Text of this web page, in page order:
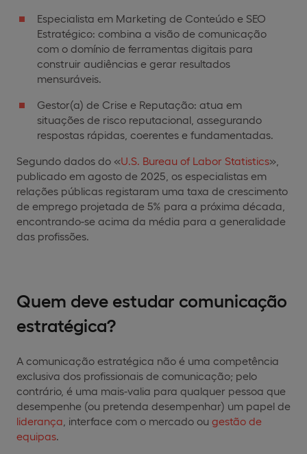
Especialista em Marketing de Conteúdo e SEO
Estratégico: combina a visão de comunicação
com o domínio de ferramentas digitais para
construir audiências e gerar resultados
mensuráveis.
Gestor(a) de Crise e Reputação: atua em
situações de risco reputacional, assegurando
respostas rápidas, coerentes e fundamentadas.
Segundo dados do «U.S. Bureau of Labor Statistics»,
publicado em agosto de 2025, os especialistas em
relações públicas registaram uma taxa de crescimento
de emprego projetada de 5% para a próxima década,
encontrando-se acima da média para a generalidade
das profissões.
Quem deve estudar comunicação
estratégica?
A comunicação estratégica não é uma competência
exclusiva dos profissionais de comunicação; pelo
contrário, é uma mais-valia para qualquer pessoa que
desempenhe (ou pretenda desempenhar) um papel de
liderança , interface com o mercado ou gestão de
equipas